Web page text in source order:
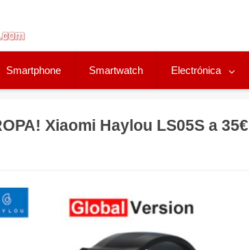
Smartphone Smartwatch Electrónica
Xiaomi Haylou LS05S a 35€